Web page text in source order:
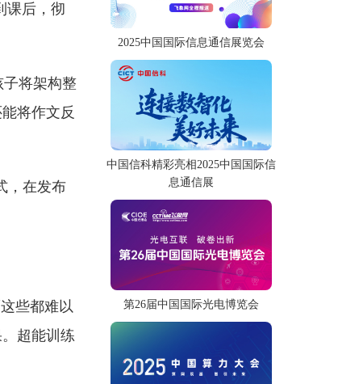
课后，彻
子将架构整
将作文反
，在发布
些都难以
超能训练
2025中国国际信息通信展览会
中国信科精彩亮相2025中国国际信
息通信展
第26届中国国际光电博览会